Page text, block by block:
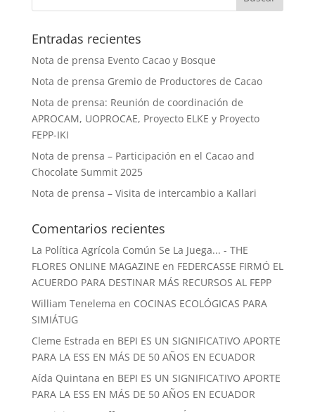
Entradas recientes
Nota de prensa Evento Cacao y Bosque
Nota de prensa Gremio de Productores de Cacao
Nota de prensa: Reunión de coordinación de
APROCAM, UOPROCAE, Proyecto ELKE y Proyecto
FEPP-IKI
Nota de prensa – Participación en el Cacao and
Chocolate Summit 2025
Nota de prensa – Visita de intercambio a Kallari
Comentarios recientes
La Política Agrícola Común Se La Juega... - THE
FLORES ONLINE MAGAZINE en FEDERCASSE FIRMÓ EL
ACUERDO PARA DESTINAR MÁS RECURSOS AL FEPP
William Tenelema en COCINAS ECOLÓGICAS PARA
SIMIÁTUG
Cleme Estrada en BEPI ES UN SIGNIFICATIVO APORTE
PARA LA ESS EN MÁS DE 50 AÑOS EN ECUADOR
Aída Quintana en BEPI ES UN SIGNIFICATIVO APORTE
PARA LA ESS EN MÁS DE 50 AÑOS EN ECUADOR